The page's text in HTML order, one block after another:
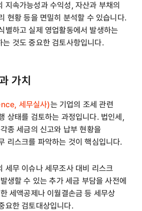
지속가능성과 수익성, 자산과 부채의
현황 등을 면밀히 분석할 수 있습니다.
별하고 실제 영업활동에서 발생하는
것도 중요한 검토사항입니다.
가치
세무실사)는 기업의 조세 관련
상태를 검토하는 과정입니다. 법인세,
종 세금의 신고와 납부 현황을
리스크를 파악하는 것이 핵심입니다.
세무 이슈나 세무조사 대비 리스크
생할 수 있는 추가 세금 부담을 사전에
세액공제나 이월결손금 등 세무상
요한 검토대상입니다.